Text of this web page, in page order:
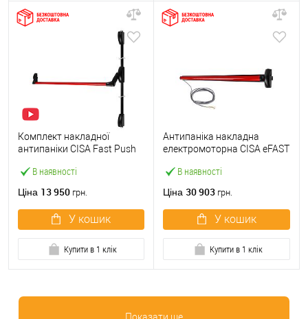
В наявності
Комплект накладної
антипаніки CISA Fast Push
точковий вверх-вниз
Ціна 13 950 грн.
У кошик
Купити в 1 клік
В наявності
Антипаніка накладна
електромоторна CISA eFAST
Ціна 30 903 грн.
У кошик
Купити в 1 клік